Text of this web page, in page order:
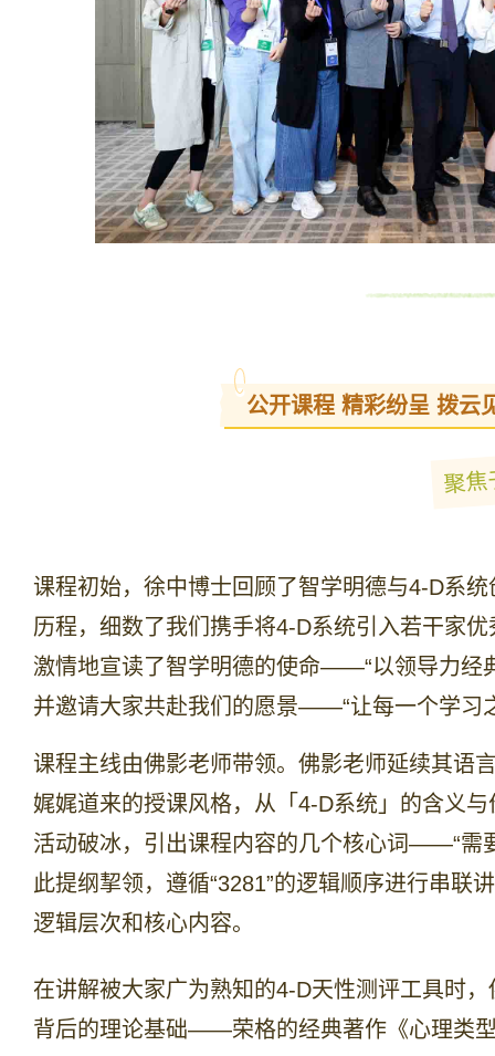
公开课程 精彩纷呈 拨云
聚
课程初始，徐中博士回顾了智学明德与4-D系
历程，细数了我们携手将4-D系统引入若干家
激情地宣读了智学明德的使命——“以领导力经
并邀请大家共赴我们的愿景——“让每一个学习
课程主线由佛影老师带领。佛影老师延续其语
娓娓道来的授课风格，从「 4-D系统」的含义与
活动破冰，引出课程内容的几个核心词——“需
此提纲挈领，遵循“3281”的逻辑顺序进行串联
逻辑层次和核心内容。
在讲解被大家广为熟知的4-D天性测评工具时
背后的理论基础——荣格的经典著作《心理类